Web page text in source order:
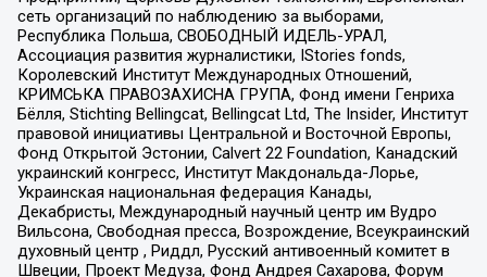
сеть организаций по наблюдению за выборами,
Республика Польша, СВОБОДНЫЙ ИДЕЛЬ-УРАЛ,
Ассоциация развития журналистики, IStories fonds,
Королевский Институт Международных Отношений,
КРИМСЬКА ПРАВОЗАХИСНА ГРУПА, Фонд имени Генриха
Бёлля, Stichting Bellingcat, Bellingcat Ltd, The Insider, Институт
правовой инициативы Центральной и Восточной Европы,
Фонд Открытой Эстонии, Calvert 22 Foundation, Канадский
украинский конгресс, Институт Макдональда-Лорье,
Украинская национальная федерация Канады,
Декабристы, Международный научный центр им Вудро
Вильсона, Свободная пресса, Возрождение, Всеукраинский
духовный центр , Риддл, Русский антивоенный комитет в
Швеции, Проект Медуза, Фонд Андрея Сахарова, Форум